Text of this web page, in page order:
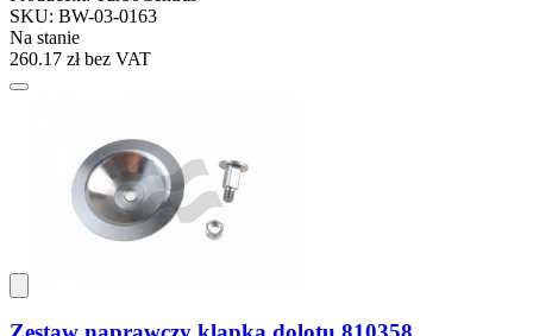
SKU: BW-03-0163
Na stanie
260.17 złbez VAT